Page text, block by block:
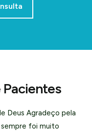
Deus Agradeço pela
foi muito